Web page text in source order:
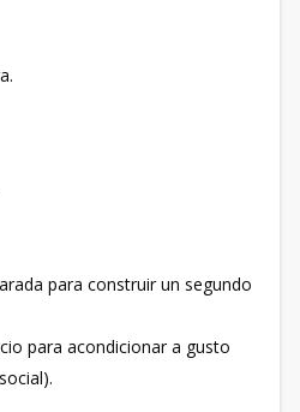
para construir un segundo
para acondicionar a gusto